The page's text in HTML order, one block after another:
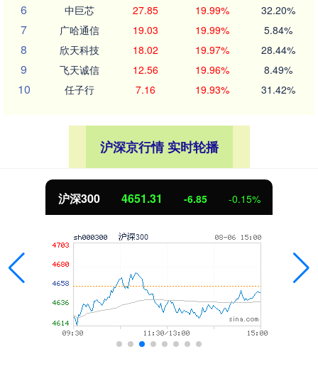
6 中巨芯 27.85 19.99% 32.20%
7 广哈通信 19.03 19.99% 5.84%
8 欣天科技 18.02 19.97% 28.44%
9 飞天诚信 12.56 19.96% 8.49%
10 任子行 7.16 19.93% 31.42%
沪深京行情 实时轮播
沪深300 4651.31 -6.85 -0.15%